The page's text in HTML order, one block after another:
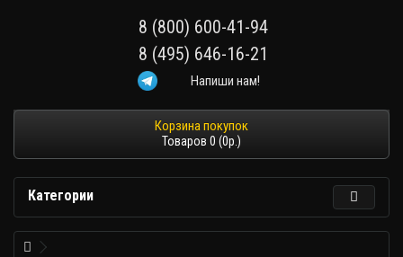
8 (800) 600-41-94
8 (495) 646-16-21
Напиши нам!
Товаров 0 (0р.)
Категории